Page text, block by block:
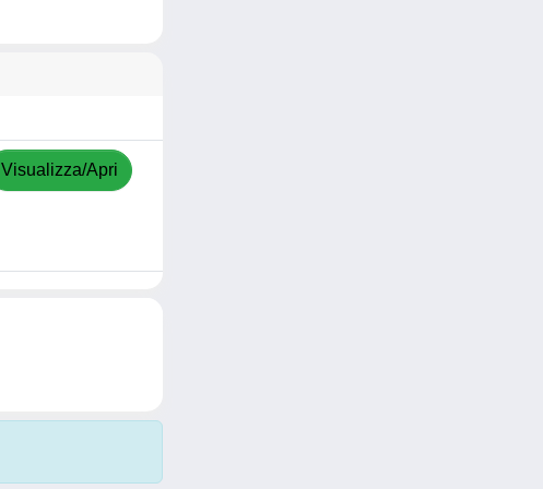
Visualizza/Apri